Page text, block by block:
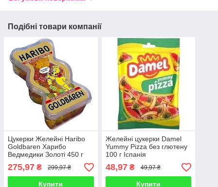
Подібні товари компанії
Цукерки Желейні Haribo
Goldbaren Харибо
Ведмедики Золоті 450 г
Німеччина
275,97 ₴ 299,97 ₴
Купити
Желейні цукерки Damel
Yummy Pizza без глютену
100 г Іспанія
48,97₴ 49,97 ₴
Купити